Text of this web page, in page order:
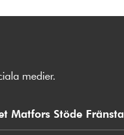
medier.
Matfors Stöde Fränsta